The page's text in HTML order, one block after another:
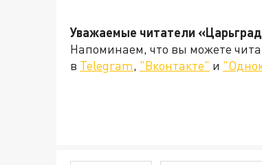
Уважаемые читатели
Напоминаем, что вы можете
в Telegram, "Вконтакте" и